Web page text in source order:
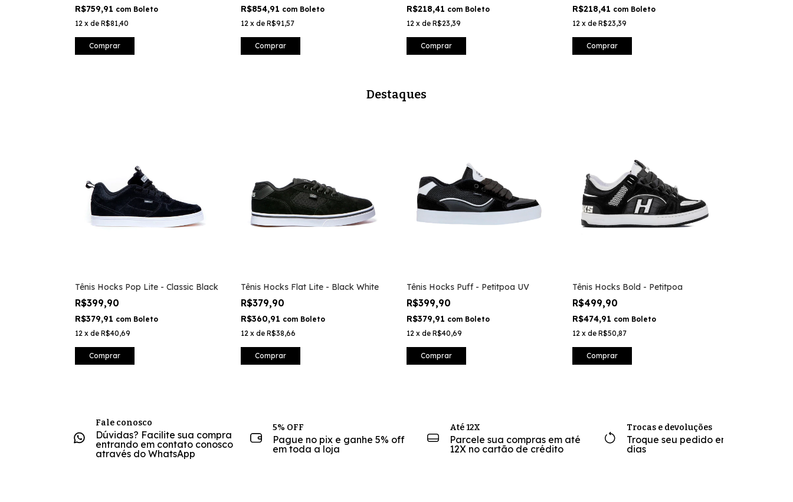
R$759,91 com Boleto
12 x de R$81,40
Comprar
R$854,91 com Boleto
12 x de R$91,57
Comprar
R$218,41 com Boleto
12 x de R$23,39
Comprar
R$218,41 com Boleto
12 x de R$23,39
Comprar
Destaques
Tênis Hocks Pop Lite - Classic Black
R$399,90
R$379,91 com Boleto
12 x de R$40,69
Comprar
Tênis Hocks Flat Lite - Black White
R$379,90
R$360,91 com Boleto
12 x de R$38,66
Comprar
Tênis Hocks Puff - Petitpoa UV
R$399,90
R$379,91 com Boleto
12 x de R$40,69
Comprar
Tênis Hocks Bold - Petitpoa
R$499,90
R$474,91 com Boleto
12 x de R$50,87
Comprar
Fale conosco
Dúvidas? Facilite sua compra
entrando em contato conosco
através do WhatsApp
5% OFF
Pague no pix e ganhe 5% off
em toda a loja
Até 12X
Parcele sua compras em até
12X no cartão de crédito
Trocas e devoluções
Troque seu pedido em até 7
dias